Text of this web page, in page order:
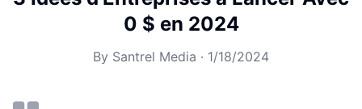
0 $ en 2024
By Santrel Media · 1/18/2024